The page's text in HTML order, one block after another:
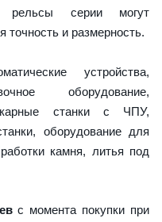
серии могут
точность и размерность.
устройства,
оборудование,
станки с ЧПУ,
оборудование для
камня, литья под
с момента покупки при